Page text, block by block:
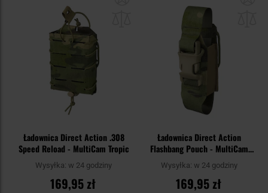
Ładownica Direct Action .308
Speed Reload - MultiCam Tropic
Wysyłka: w 24 godziny
169,95 zł
Ładownica Direct Action
Flashbang Pouch - MultiCam
Tropic
Wysyłka: w 24 godziny
169,95 zł